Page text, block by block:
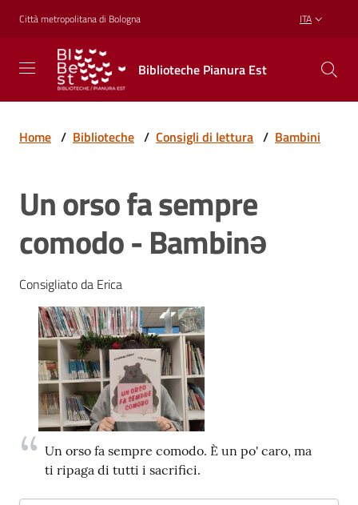
Vai al contenuto
Vai alla navigazione
Vai al footer
Città metropolitana di Bologna ITA
Biblioteche Pianura Est
Biblioteche
Pianura
Est
CREARE,
RICREARSI
Biblioteche
Cosa
offriamo
Trova
libri
film
Calendario
Home / Biblioteche / Consigli di lettura / Bambini
Un orso fa sempre
comodo - Bambinə
Consigliato da Erica
Un orso fa sempre comodo. È un po' caro, ma
ti ripaga di tutti i sacrifici.